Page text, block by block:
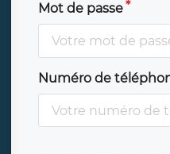
Mot de passe
Numéro de